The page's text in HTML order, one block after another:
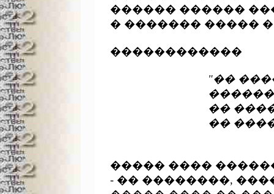
������ ������
� ������� �����
������������
"��
��
����� ����
- �� ��������,